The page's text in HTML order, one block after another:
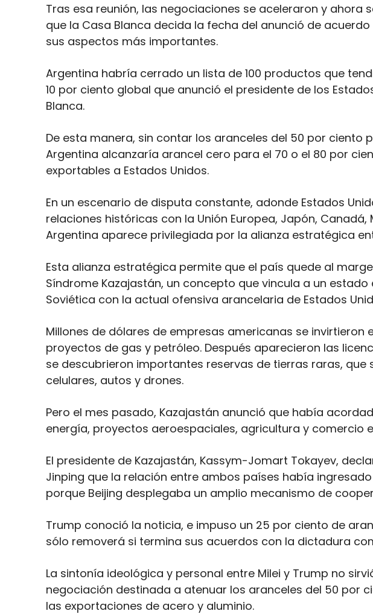
Tras esa reunión, las negociaciones se aceleraron y ahora
que la Casa Blanca decida la fecha del anunció de
sus aspectos más importantes.
Argentina habría cerrado un lista de 100 productos que
10 por ciento global que anunció el presidente de los
Blanca.
De esta manera, sin contar los aranceles del 50 por ciento
Argentina alcanzaría arancel cero para el 70 o el 80 por
exportables a Estados Unidos.
En un escenario de disputa constante, adonde Estados
relaciones históricas con la Unión Europea, Japón, Canadá,
Argentina aparece privilegiada por la alianza estratégica
Esta alianza estratégica permite que el país quede al
Síndrome Kazajastán, un concepto que vincula a un estado
Soviética con la actual ofensiva arancelaria de Estados
Millones de dólares de empresas americanas se invirtieron
proyectos de gas y petróleo. Después aparecieron las
se descubrieron importantes reservas de tierras raras, que
celulares, autos y drones.
Pero el mes pasado, Kazajastán anunció que había
energía, proyectos aeroespaciales, agricultura y comercio
El presidente de Kazajastán, Kassym-Jomart Tokayev,
Jinping que la relación entre ambos países había
porque Beijing desplegaba un amplio mecanismo de
Trump conoció la noticia, e impuso un 25 por ciento de
sólo removerá si termina sus acuerdos con la dictadura
La sintonía ideológica y personal entre Milei y Trump no
negociación destinada a atenuar los aranceles del 50 por
las exportaciones de acero y aluminio.